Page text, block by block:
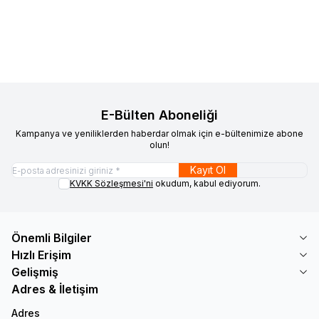
E-Bülten Aboneliği
Kampanya ve yeniliklerden haberdar olmak için e-bültenimize abone
olun!
Kayıt Ol
KVKK Sözleşmesi'ni okudum, kabul ediyorum.
Önemli Bilgiler
Hızlı Erişim
Gelişmiş
Adres & İletişim
Adres